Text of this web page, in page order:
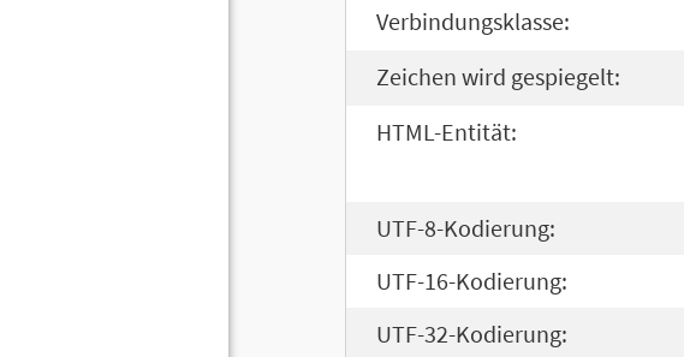
Verbindungsklasse:
Zeichen wird gespiegelt:
HTML-Entität:
UTF-8-Kodierung:
UTF-16-Kodierung:
UTF-32-Kodierung: